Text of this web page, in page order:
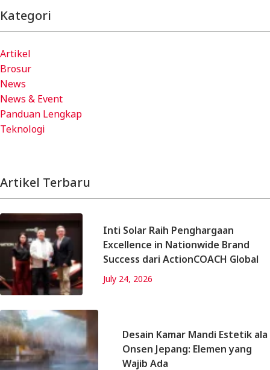
Kategori
Artikel
Brosur
News
News & Event
Panduan Lengkap
Teknologi
Artikel Terbaru
Inti Solar Raih Penghargaan
Excellence in Nationwide Brand
Success dari ActionCOACH Global
July 24, 2026
Desain Kamar Mandi Estetik ala
Onsen Jepang: Elemen yang
Wajib Ada